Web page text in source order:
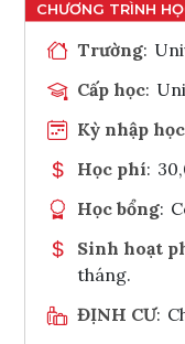
Trường:
Cấp học:
Kỳ nhập học
Học phí:
Học bổng:
Sinh hoạt
tháng.
ĐỊNH CƯ: